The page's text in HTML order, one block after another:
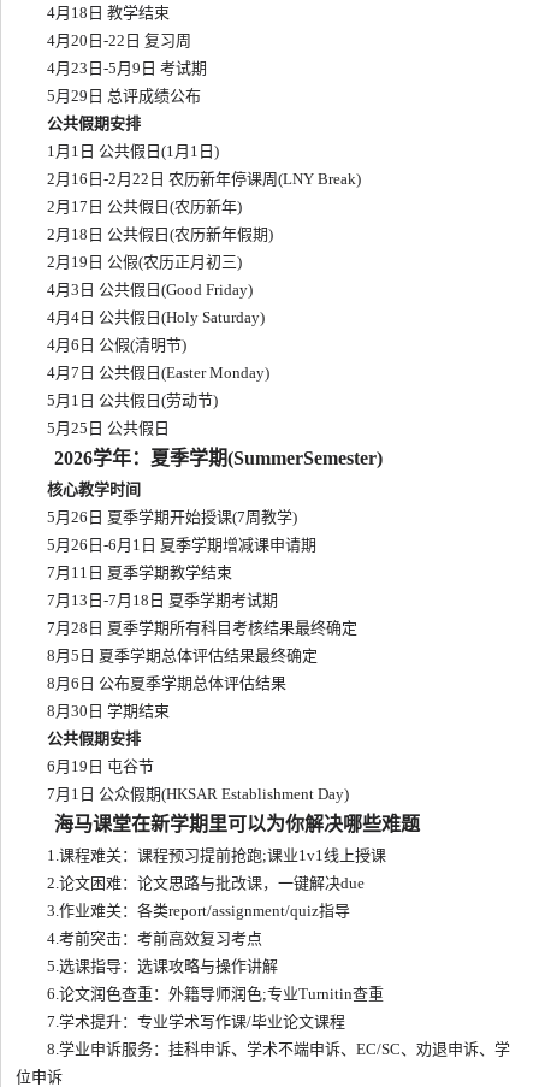
4月18日 教学结束
4月20日-22日 复习周
4月23日-5月9日 考试期
5月29日 总评成绩公布
公共假期安排
1月1日 公共假日(1月1日)
2月16日-2月22日 农历新年停课周(LNY Break)
2月17日 公共假日(农历新年)
2月18日 公共假日(农历新年假期)
2月19日 公假(农历正月初三)
4月3日 公共假日(Good Friday)
4月4日 公共假日(Holy Saturday)
4月6日 公假(清明节)
4月7日 公共假日(Easter Monday)
5月1日 公共假日(劳动节)
5月25日 公共假日
2026学年：夏季学期(SummerSemester)
核心教学时间
5月26日 夏季学期开始授课(7周教学)
5月26日-6月1日 夏季学期增减课申请期
7月11日 夏季学期教学结束
7月13日-7月18日 夏季学期考试期
7月28日 夏季学期所有科目考核结果最终确定
8月5日 夏季学期总体评估结果最终确定
8月6日 公布夏季学期总体评估结果
8月30日 学期结束
公共假期安排
6月19日 屯谷节
7月1日 公众假期(HKSAR Establishment Day)
海马课堂在新学期里可以为你解决哪些难题
1.课程难关：课程预习提前抢跑;课业1v1线上授课
2.论文困难：论文思路与批改课，一键解决due
3.作业难关：各类report/assignment/quiz指导
4.考前突击：考前高效复习考点
5.选课指导：选课攻略与操作讲解
6.论文润色查重：外籍导师润色;专业Turnitin查重
7.学术提升：专业学术写作课/毕业论文课程
8.学业申诉服务：挂科申诉、学术不端申诉、EC/SC、劝退申诉、学
位申诉